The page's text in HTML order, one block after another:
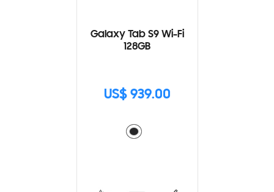
Galaxy Tab S9 Wi-Fi
128GB
US$ 939.00